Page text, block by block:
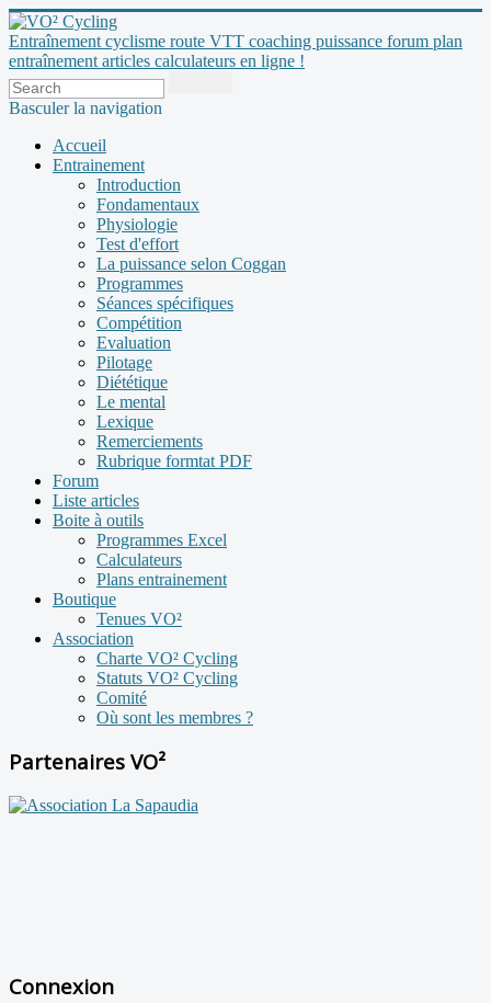
Entraînement cyclisme route VTT coaching puissance forum plan
entraînement articles calculateurs en ligne !
Basculer la navigation
Accueil
Entrainement
Introduction
Fondamentaux
Physiologie
Test d'effort
La puissance selon Coggan
Programmes
Séances spécifiques
Compétition
Evaluation
Pilotage
Diététique
Le mental
Lexique
Remerciements
Rubrique formtat PDF
Forum
Liste articles
Boite à outils
Programmes Excel
Calculateurs
Plans entrainement
Boutique
Tenues VO²
Association
Charte VO² Cycling
Statuts VO² Cycling
Comité
Où sont les membres ?
Partenaires VO²
Connexion